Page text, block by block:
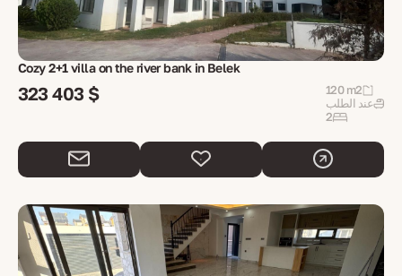
Cozy 2+1 villa on the river bank in Belek
323 403 $
120 m2
عند الطلب
2